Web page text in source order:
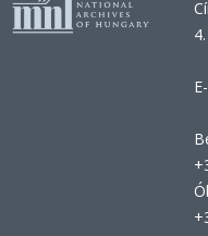
i
4.